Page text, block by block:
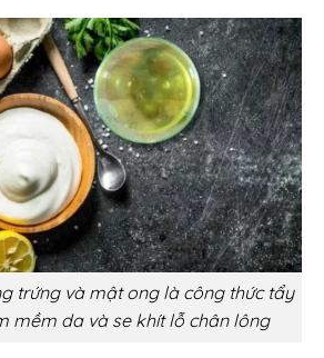
trứng và mật ong là công thức tẩy
mềm da và se khít lỗ chân lông